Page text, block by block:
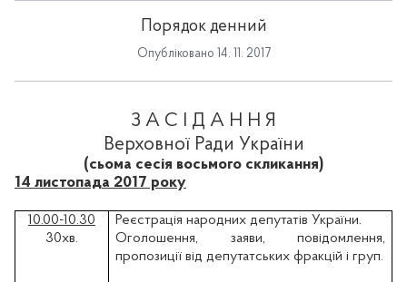
Порядок денний
Опубліковано 14. 11. 2017
З А С І Д А Н Н Я
Верховної Ради України
(сьома сесія восьмого скликання)
14 листопада 2017 року
10.00-10.30
30хв.
Реєстрація народних депутатів України.
Оголошення, заяви, повідомлення,
пропозиції від депутатських фракцій і груп.